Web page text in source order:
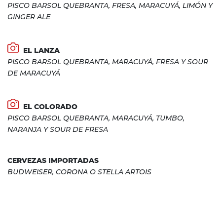
PISCO BARSOL QUEBRANTA, FRESA, MARACUYÁ, LIMÓN Y
GINGER ALE
EL LANZA
PISCO BARSOL QUEBRANTA, MARACUYÁ, FRESA Y SOUR
DE MARACUYÁ
EL COLORADO
PISCO BARSOL QUEBRANTA, MARACUYÁ, TUMBO,
NARANJA Y SOUR DE FRESA
CERVEZAS IMPORTADAS
BUDWEISER, CORONA O STELLA ARTOIS